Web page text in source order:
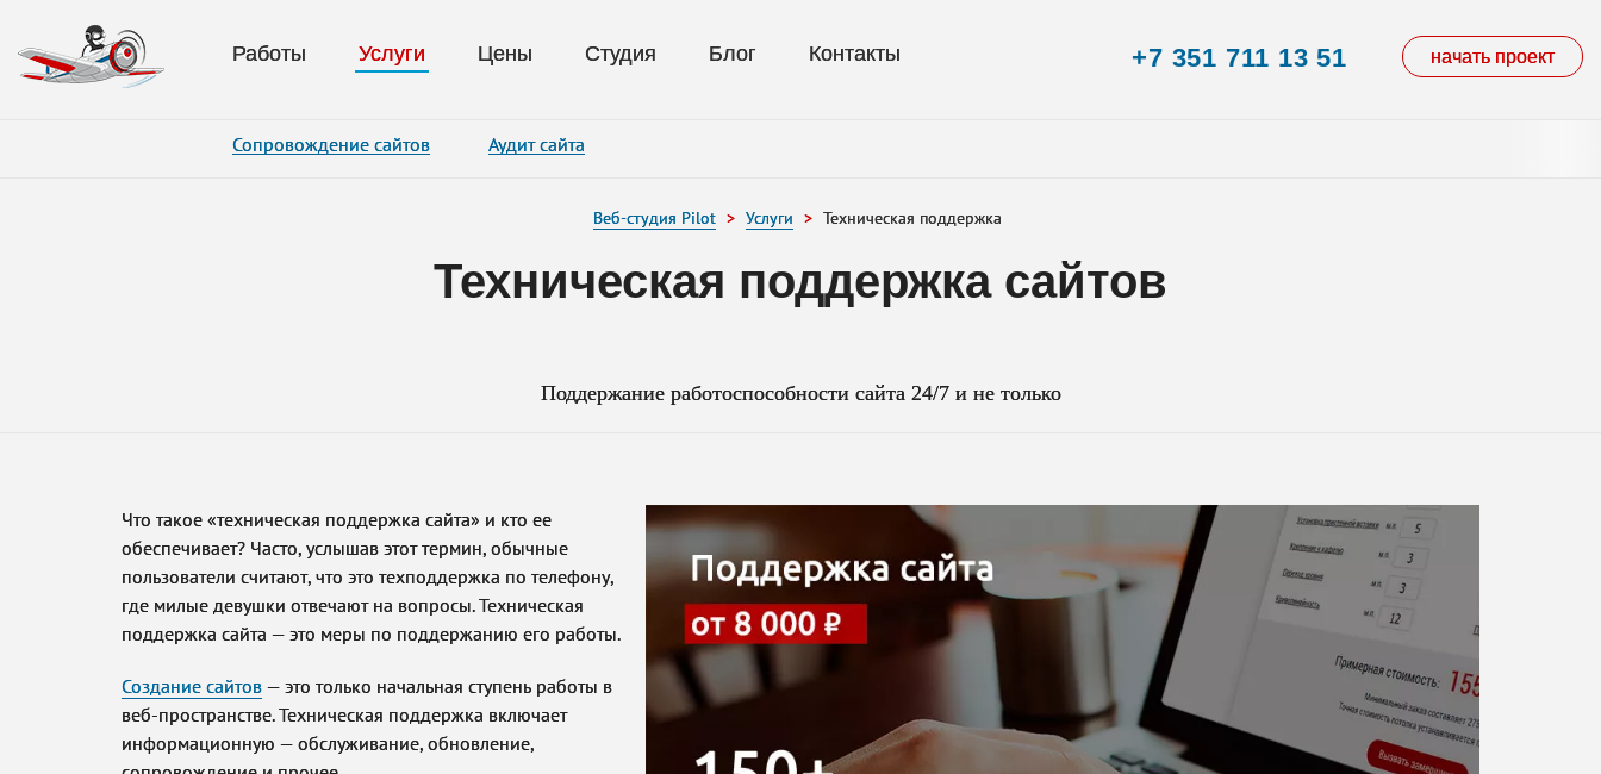
Работы Услуги Цены Студия Блог Контакты +7 351 711 13 51 начать проект
Сопровождение сайтов Аудит сайта
Веб-студия Pilot Услуги Техническая поддержка
Техническая поддержка сайтов
Поддержание работоспособности сайта 24/7 и не только
Что такое «техническая поддержка сайта» и кто ее
обеспечивает? Часто, услышав этот термин, обычные
пользователи считают, что это техподдержка по телефону,
где милые девушки отвечают на вопросы. Техническая
поддержка сайта — это меры по поддержанию его работы.
Создание сайтов — это только начальная ступень работы в
веб-пространстве. Техническая поддержка включает
информационную — обслуживание, обновление,